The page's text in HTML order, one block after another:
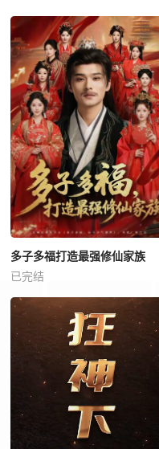
多子多福打造最强修仙家族
已完结